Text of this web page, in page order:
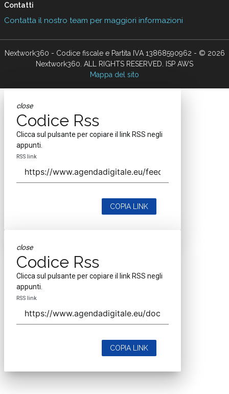
Contatti
Contatta il nostro team per maggiori informazioni
Nextwork360 - Codice fiscale e Partita IVA 13868590962 - © 2026
Nextwork360. ALL RIGHTS RESERVED. ISP AWS
Mappa del sito
close
Codice Rss
Clicca sul pulsante per copiare il link RSS negli
appunti.
RSS link
COPIA LINK
close
Codice Rss
Clicca sul pulsante per copiare il link RSS negli
appunti.
RSS link
COPIA LINK